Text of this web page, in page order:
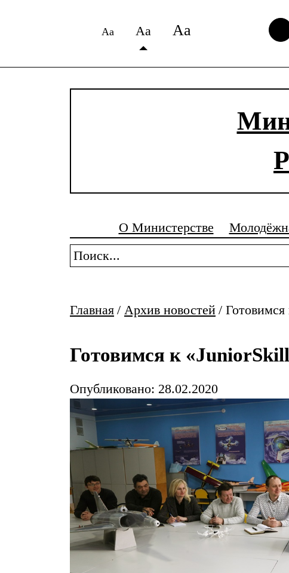
Аа Аа Аа
О Министерстве
Главная / Архив новостей /
Готовимся к
Опубликовано: 28.02.2020